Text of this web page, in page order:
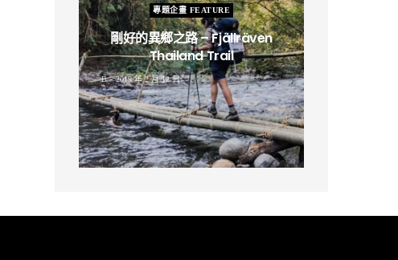
專題企畫 FEATURE
剛好的異鄉之路 – Fjällräven
Thailand Trail
B 2019 年 2 月 12 日